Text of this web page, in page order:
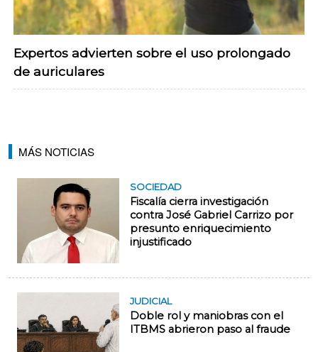
Expertos advierten sobre el uso prolongado
de auriculares
MÁS NOTICIAS
SOCIEDAD
Fiscalía cierra investigación
contra José Gabriel Carrizo por
presunto enriquecimiento
injustificado
JUDICIAL
Doble rol y maniobras con el
ITBMS abrieron paso al fraude